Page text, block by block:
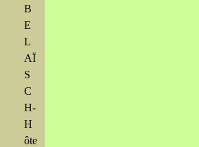
B
E
L
AÏ
S
C
H-
H
ôte